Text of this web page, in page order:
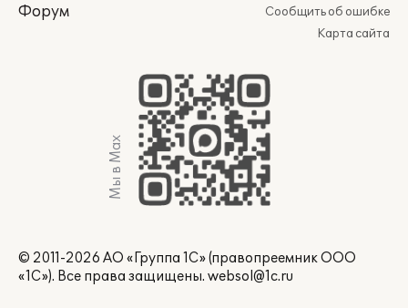
Форум
Сообщить об ошибке
Карта сайта
Мы в Max
© 2011-2026 АО «Группа 1С» (правопреемник ООО
«1С»). Все права защищены. websol@1c.ru